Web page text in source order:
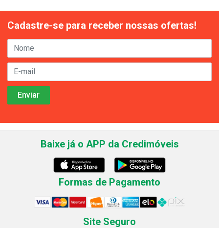
Cadastre-se para receber nossas ofertas!
Baixe já o APP da Credimóveis
Formas de Pagamento
Site Seguro